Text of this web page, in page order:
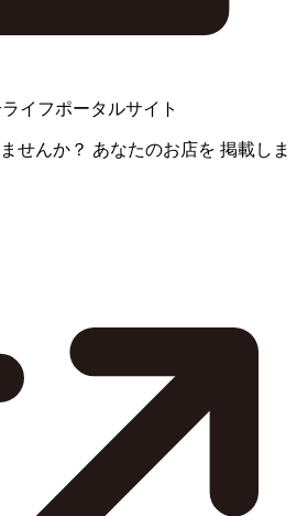
イフポータルサイト
せんか？ あなたのお店を 掲載しま